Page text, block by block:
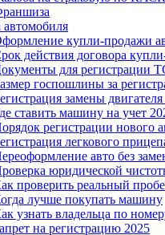
купли-продажи
действия договора
для регистрации
госпошлины за
замены
ставить машину на учет
регистрации нового
легкового
авто без
юридической
проверить реальный
лучше покупать машину
узнать владельца по
на регистрацию 2025